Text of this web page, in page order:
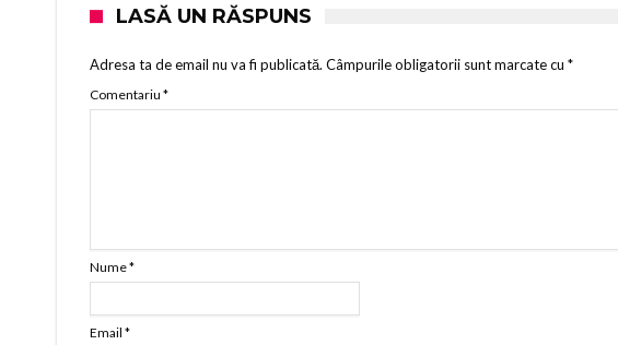
LASĂ UN RĂSPUNS
Adresa ta de email nu va fi publicată. Câmpurile obligatorii sunt marcate cu *
Comentariu *
Nume*
Email *